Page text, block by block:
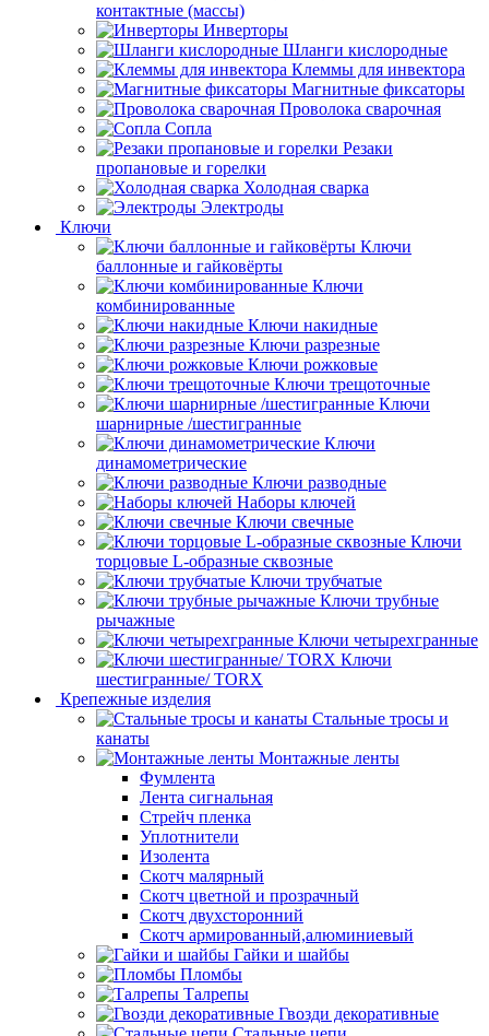
контактные (массы)
Инверторы
Шланги кислородные
Клеммы для инвектора
Магнитные фиксаторы
Проволока сварочная
Сопла
Резаки
пропановые и горелки
Холодная сварка
Электроды
Ключи
Ключи
баллонные и гайковёрты
Ключи
комбинированные
Ключи накидные
Ключи разрезные
Ключи рожковые
Ключи трещоточные
Ключи
шарнирные /шестигранные
Ключи
динамометрические
Ключи разводные
Наборы ключей
Ключи свечные
Ключи
торцовые L-образные сквозные
Ключи трубчатые
Ключи трубные
рычажные
Ключи четырехгранные
Ключи
шестигранные/ TORX
Крепежные изделия
Стальные тросы и
канаты
Монтажные ленты
Фумлента
Лента сигнальная
Стрейч пленка
Уплотнители
Изолента
Скотч малярный
Скотч цветной и прозрачный
Скотч двухсторонний
Скотч армированный,алюминиевый
Гайки и шайбы
Пломбы
Талрепы
Гвозди декоративные